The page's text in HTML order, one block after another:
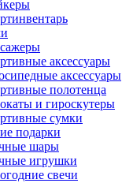
аксессуары
аксессуары
полотенца
и гироскутеры
сумки
подарки
шары
игрушки
свечи